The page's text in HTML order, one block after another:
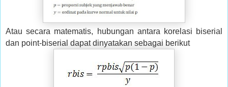
Atau secara matematis, hubungan antara korelasi biserial
dan point-biserial dapat dinyatakan sebagai berikut